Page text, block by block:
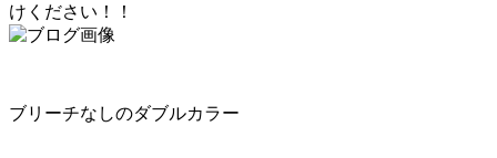
けください！！
ブリーチなしのダブルカラー